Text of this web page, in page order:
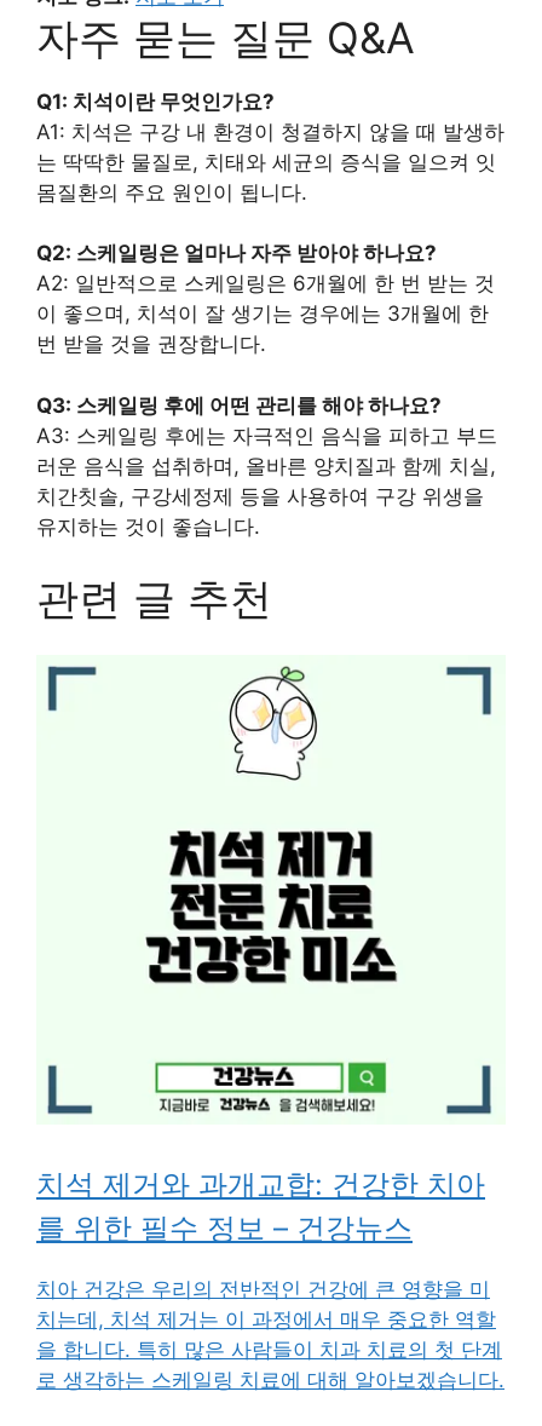
자주 묻는 질문 Q&A
Q1: 치석이란 무엇인가요?
A1: 치석은 구강 내 환경이 청결하지 않을 때 발생하
는 딱딱한 물질로, 치태와 세균의 증식을 일으켜 잇
몸질환의 주요 원인이 됩니다.
Q2: 스케일링은 얼마나 자주 받아야 하나요?
A2: 일반적으로 스케일링은 6개월에 한 번 받는 것
이 좋으며, 치석이 잘 생기는 경우에는 3개월에 한
번 받을 것을 권장합니다.
Q3: 스케일링 후에 어떤 관리를 해야 하나요?
A3: 스케일링 후에는 자극적인 음식을 피하고 부드
러운 음식을 섭취하며, 올바른 양치질과 함께 치실,
치간칫솔, 구강세정제 등을 사용하여 구강 위생을
유지하는 것이 좋습니다.
관련 글 추천
치석 제거와 과개교합: 건강한 치아
를 위한 필수 정보 – 건강뉴스
치아 건강은 우리의 전반적인 건강에 큰 영향을 미
치는데, 치석 제거는 이 과정에서 매우 중요한 역할
을 합니다. 특히 많은 사람들이 치과 치료의 첫 단계
로 생각하는 스케일링 치료에 대해 알아보겠습니다.